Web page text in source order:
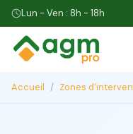
Lun - Ven : 8h - 18h
Accueil / Zones